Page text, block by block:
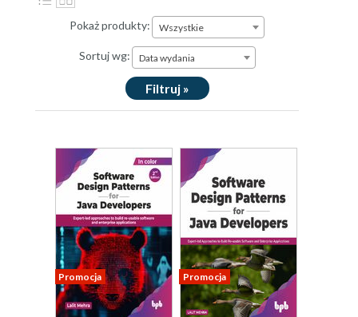
Pokaż produkty: Wszystkie
Sortuj wg: Data wydania
Filtruj »
Promocja Promocja